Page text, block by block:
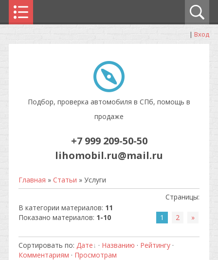
| Вход
Подбор, проверка автомобиля в СПб, помощь в
продаже
+7 999 209-50-50
lihomobil.ru@mail.ru
Главная » Статьи » Услуги
В категории материалов: 11
Показано материалов: 1-10
Страницы:
1 2 »
Сортировать по: Дате · Названию · Рейтингу ·
Комментариям · Просмотрам